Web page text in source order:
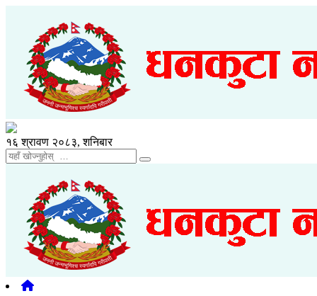
१६ श्रावण २०८३, शनिबार